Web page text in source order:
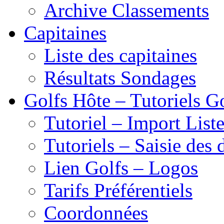
Archive Classements
Capitaines
Liste des capitaines
Résultats Sondages
Golfs Hôte – Tutoriels
Tutoriel – Import
Tutoriels – Saisie des
Lien Golfs – Logos
Tarifs Préférentiels
Coordonnées